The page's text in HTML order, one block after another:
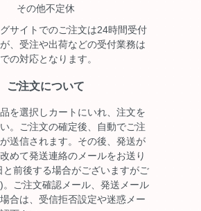
その他不定休
サイトでのご注文は24時間受付
、受注や出荷などの受付業務は
の対応となります。
ご注文について
を選択しカートにいれ、注文を
。ご注文の確定後、自動でご注
送信されます。その後、発送が
めて発送連絡のメールをお送り
と前後する場合がございますがご
。ご注文確認メール、発送メール
合は、受信拒否設定や迷惑メー